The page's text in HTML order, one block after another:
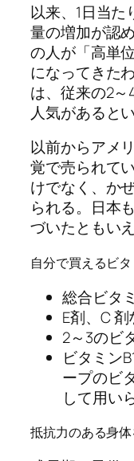
以来、1日当た
量の増加が認
の人が「高単
になってきた
は、従来の2
人気があるとい
以前からアメ
覚で売られて
けでなく、か
られる。日本
づいたともい
自分で買えるビ
総合ビタ
E剤、C
2～3のビ
ビタミン
ープのビ
して用い
抵抗力のある身